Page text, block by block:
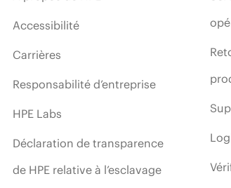
Accessibilité
Carrières
Responsabilité d’entreprise
HPE Labs
Déclaration de transparence
de HPE relative à l’esclavage